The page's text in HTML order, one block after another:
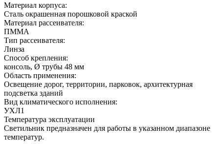
Материал корпуса:
Сталь окрашенная порошковой краской
Материал рассеивателя:
ПММА
Тип рассеивателя:
Линза
Способ крепления:
консоль, Ø трубы 48 мм
Область применения:
Освещение дорог, территории, парковок, архитектурная
подсветка зданий
Вид климатического исполнения:
УХЛ1
Температура эксплуатации
Светильник предназначен для работы в указанном диапазоне
температур.